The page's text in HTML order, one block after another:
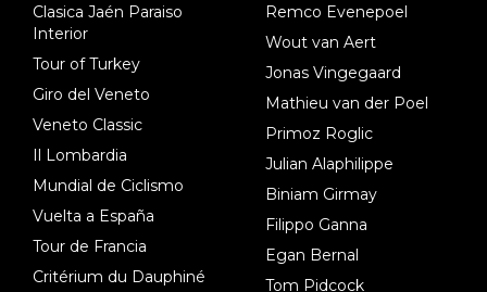
Clasica Jaén Paraiso
Interior
Tour of Turkey
Giro del Veneto
Veneto Classic
Il Lombardia
Mundial de Ciclismo
Vuelta a España
Tour de Francia
Critérium du Dauphiné
Remco Evenepoel
Wout van Aert
Jonas Vingegaard
Mathieu van der Poel
Primoz Roglic
Julian Alaphilippe
Biniam Girmay
Filippo Ganna
Egan Bernal
Tom Pidcock